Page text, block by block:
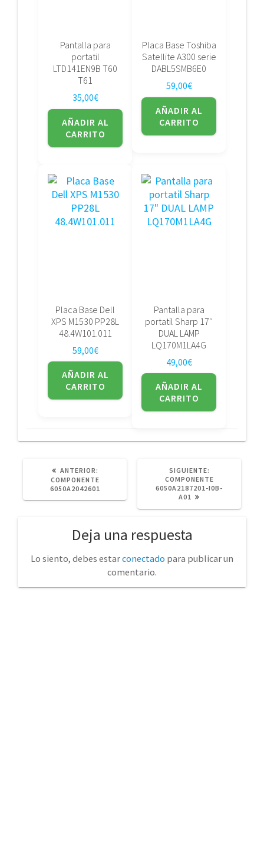
Pantalla para
portatil
LTD141EN9B T60
T61
35,00€
AÑADIR AL
CARRITO
Placa Base Toshiba
Satellite A300 serie
DABL5SMB6E0
59,00€
AÑADIR AL
CARRITO
Placa Base Dell
XPS M1530 PP28L
48.4W101.011
59,00€
AÑADIR AL
CARRITO
Pantalla para
portatil Sharp 17″
DUAL LAMP
LQ170M1LA4G
49,00€
AÑADIR AL
CARRITO
ANTERIOR:
ANTERIOR:
COMPONENTE
6050A2042601
SIGUIENTE:
POST:
COMPONENTE
6050A2187201-I0B-
A01
Deja una respuesta
Lo siento, debes estarconectado para publicar un
comentario.